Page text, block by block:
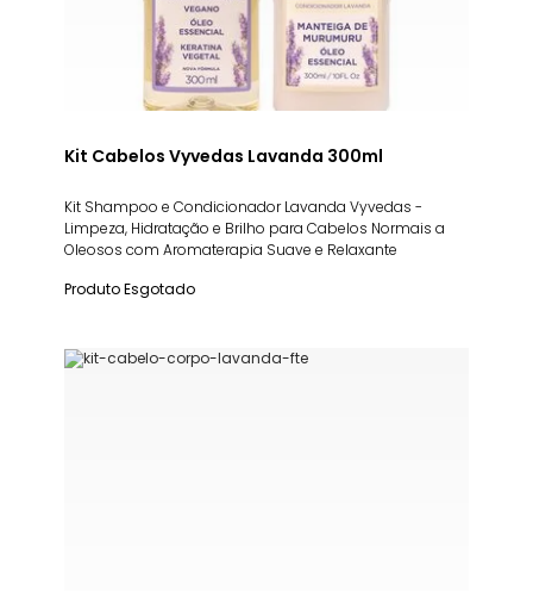
Kit Cabelos Vyvedas Lavanda 300ml
Kit Shampoo e Condicionador Lavanda Vyvedas -
Limpeza, Hidratação e Brilho para Cabelos Normais a
Oleosos com Aromaterapia Suave e Relaxante
Produto Esgotado